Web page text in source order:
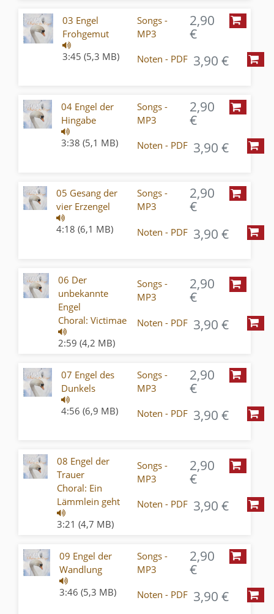
03 Engel
Frohgemut
3:45 (5,3 MB)
Songs -
MP3
2,90
€
Noten - PDF 3,90 €
04 Engel der
Hingabe
3:38 (5,1 MB)
Songs -
MP3
2,90
€
Noten - PDF 3,90 €
05 Gesang der
vier Erzengel
4:18 (6,1 MB)
Songs -
MP3
2,90
€
Noten - PDF 3,90 €
06 Der
unbekannte
Engel
Choral: Victimae
2:59 (4,2 MB)
Songs -
MP3
2,90
€
Noten - PDF 3,90 €
07 Engel des
Dunkels
4:56 (6,9 MB)
Songs -
MP3
2,90
€
Noten - PDF 3,90 €
08 Engel der
Trauer
Choral: Ein
Lämmlein geht
3:21 (4,7 MB)
Songs -
MP3
2,90
€
Noten - PDF 3,90 €
09 Engel der
Wandlung
3:46 (5,3 MB)
Songs -
MP3
2,90
€
Noten - PDF 3,90 €